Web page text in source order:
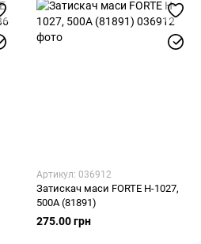
Артикул: 036912
Затискач маси FORTE H-1027,
500А (81891)
275.00 грн